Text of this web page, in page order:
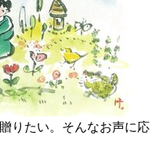
りたい。そんなお声に応